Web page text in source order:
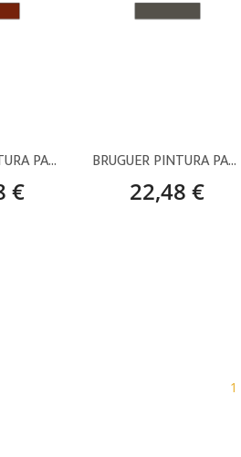
BRUGUER PINTURA PARA SUELOS TERRENA ROJO
€
BRUGUER PINTURA PARA SUELOS TERRENA GRIS
22,48 €
1